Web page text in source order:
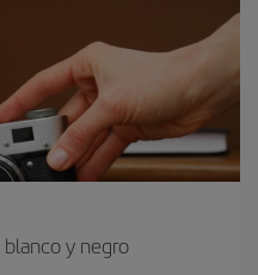
y negro